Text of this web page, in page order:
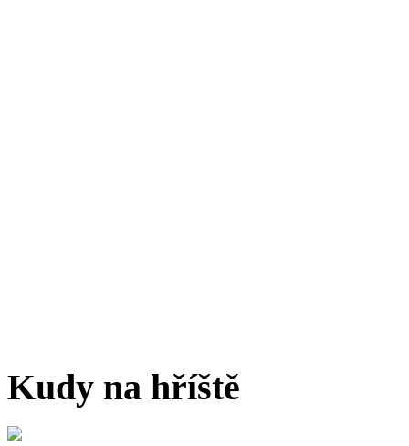
Kudy na hříště